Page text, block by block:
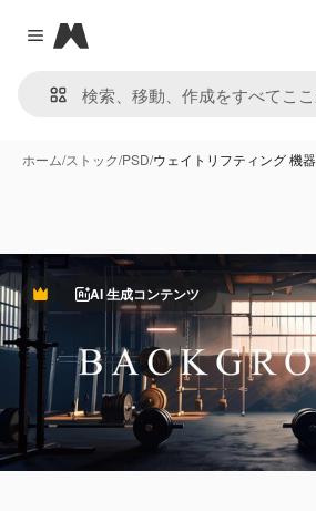
Close menu
Magnific
ホーム/ストック/PSD/ウェイトリフティング 機
PremiumAI 生成コンテンツ